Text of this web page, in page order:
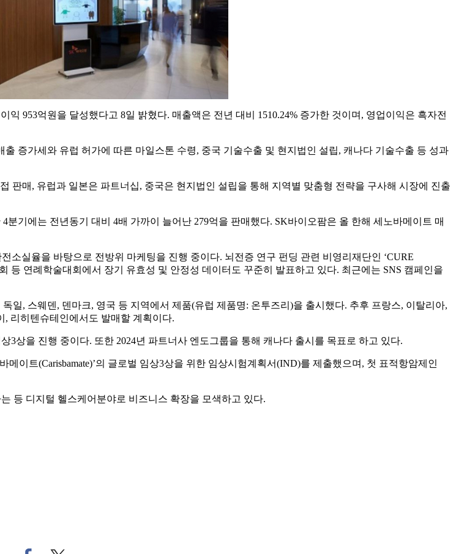
익 953억원을 달성했다고 8일 밝혔다. 매출액은 전년 대비 1510.24% 증가한 것이며, 영업이익은 흑자전
출 증가세와 유럽 허가에 따른 마일스톤 수령, 중국 기술수출 및 현지법인 설립, 캐나다 기술수출 등 성과
판매, 유럽과 일본은 파트너십, 중국은 현지법인 설립을 통해 지역별 맞춤형 전략을 구사해 시장에 진출
기에는 전년동기 대비 4배 가까이 늘어난 279억을 판매했다. SK바이오팜은 올 한해 세노바메이트 매
실율을 바탕으로 전방위 마케팅을 진행 중이다. 뇌전증 연구 펀딩 관련 비영리재단인 ‘CURE
등 연례학술대회에서 장기 유효성 및 안정성 데이터도 꾸준히 발표하고 있다. 최근에는 SNS 캠페인을
일, 스웨덴, 덴마크, 영국 등 지역에서 제품(유럽 제품명: 온투즈리)을 출시했다. 추후 프랑스, 이탈리아,
리히텐슈테인에서도 발매할 계획이다.
상을 진행 중이다. 또한 2024년 파트너사 엔도그룹을 통해 캐나다 출시를 목표로 하고 있다.
이트(Carisbamate)’의 글로벌 임상3상을 위한 임상시험계획서(IND)를 제출했으며, 첫 표적항암제인
등 디지털 헬스케어분야로 비즈니스 확장을 모색하고 있다.